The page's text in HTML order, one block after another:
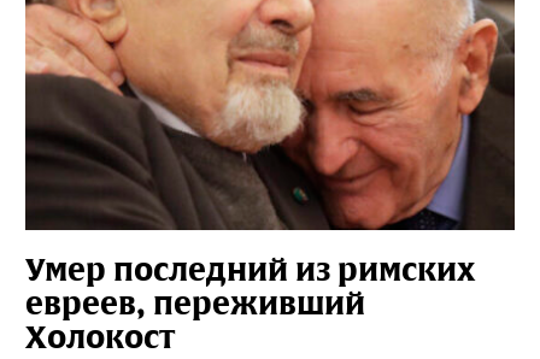
Умер последний из римских
евреев, переживший
Холокост